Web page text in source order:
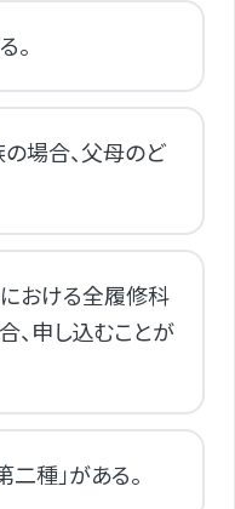
。
場合、父母のど
おける全履修科
、申し込むことが
種」がある。